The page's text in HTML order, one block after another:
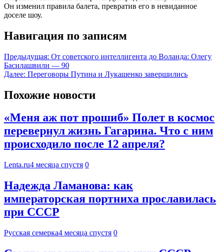
Он изменил правила балета, превратив его в невиданное
доселе шоу.
Навигация по записям
Предыдущая: От советского интеллигента до Воланда: Олегу
Басилашвили — 90
Далее: Переговоры Путина и Лукашенко завершились
Похожие новости
«Меня аж пот прошиб» Полет в космос
перевернул жизнь Гагарина. Что с ним
происходило после 12 апреля?
Lenta.ru4 месяца спустя 0
Надежда Ламанова: как
императорская портниха прославилась
при СССР
Русская семерка4 месяца спустя 0